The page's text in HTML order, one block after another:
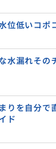
位低いコポ
水漏れそ
りを自分で
ド